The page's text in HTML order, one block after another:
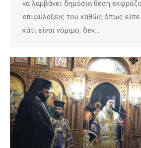
να λαμβάνει δημόσια θέση
επιφυλάξεις του καθώς όπως είπε
κάτι είναι νόμιμο, δεν…